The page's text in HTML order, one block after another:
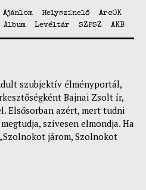
Ajánlom Helyszínelő
ArcOK
Album Levéltár SZPSZ AKB
szubjektív élményportál,
Bajnai Zsolt ír,
Elsősorban azért, mert tudni
szívesen elmondja. Ha
járom, Szolnokot